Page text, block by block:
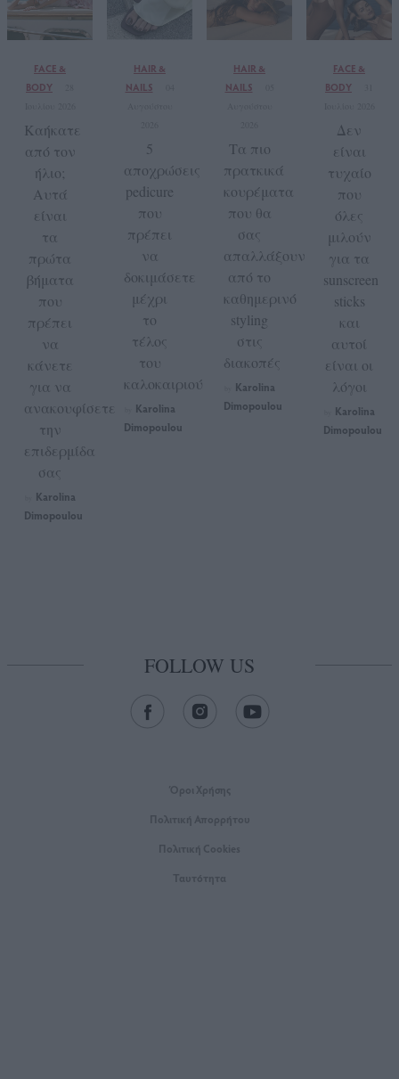
FACE &
BODY
Καήκατε
από τον
ήλιο;
Αυτά
είναι
τα
πρώτα
βήματα
που
πρέπει
να
κάνετε
για να
ανακουφίσετε
την
επιδερμίδα
σας
Karolina
Dimopoulou
HAIR &
NAILS
5
αποχρώσεις
pedicure
που
πρέπει
να
δοκιμάσετε
μέχρι
το
τέλος
του
καλοκαιριού
Karolina
Dimopoulou
HAIR &
NAILS
Τα πιο
πρατκικά
κουρέματα
που θα
σας
απαλλάξουν
από το
καθημερινό
styling
στις
διακοπές
Karolina
Dimopoulou
FACE &
BODY
Δεν
είναι
τυχαίο
που
όλες
μιλούν
για τα
sunscreen
sticks
και
αυτοί
είναι οι
λόγοι
Karolina
Dimopoulou
FOLLOW US
Όροι Xρήσης
Πολιτική Απορρήτου
Πολιτική Cookies
Ταυτότητα